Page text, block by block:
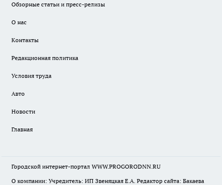
Обзорные статьи и пресс-релизы
О нас
Контакты
Редакционная политика
Условия труда
Авто
Новости
Главная
Городской интернет-портал WWW.PROGORODNN.RU
О компании: Учредитель: ИП Звеняцкая Е.А. Редактор сайта: Бакаева